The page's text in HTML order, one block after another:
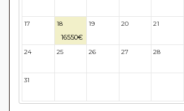
17 18
16550€
19 20 21
24 25 26 27 28
31